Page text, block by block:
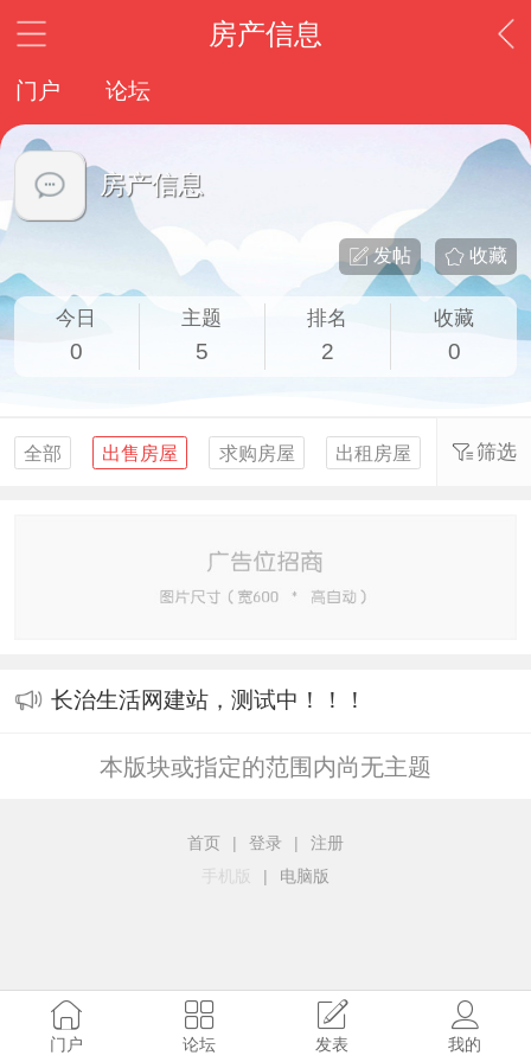
房产信息
门户 论坛
房产信息
收藏
发帖
今日
0
主题
5
排名
2
收藏
0
全部 出售房屋 求购房屋 出租房屋 求租房屋
筛选
长治生活网建站，测试中！！！
本版块或指定的范围内尚无主题
首页 | 登录 |
注册
手机版
| 电脑版
门户 论坛 发表 我的